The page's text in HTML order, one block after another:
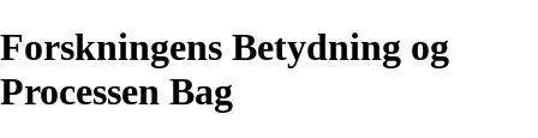
Forskningens Betydning og
Processen Bag